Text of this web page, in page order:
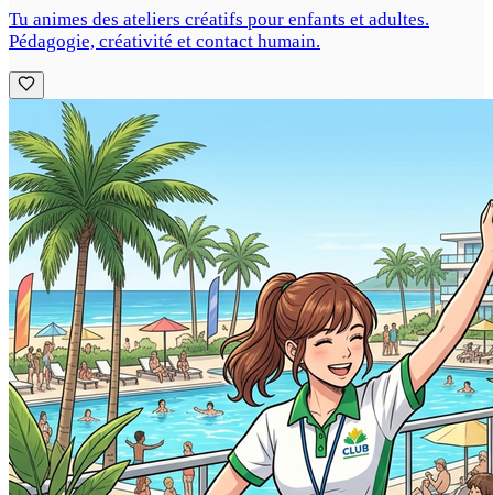
Tu animes des ateliers créatifs pour enfants et adultes.
Pédagogie, créativité et contact humain.